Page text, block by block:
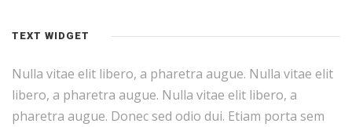
TEXT WIDGET
Nulla vitae elit libero, a pharetra augue. Nulla vitae elit
libero, a pharetra augue. Nulla vitae elit libero, a
pharetra augue. Donec sed odio dui. Etiam porta sem